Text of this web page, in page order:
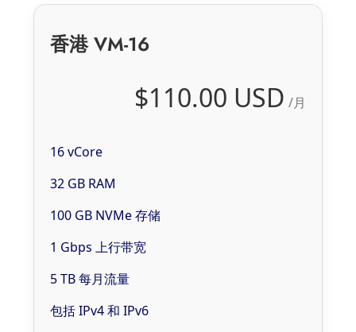
香港 VM-16
$110.00 USD /月
16 vCore
32 GB RAM
100 GB NVMe 存储
1 Gbps 上行带宽
5 TB 每月流量
包括 IPv4 和 IPv6